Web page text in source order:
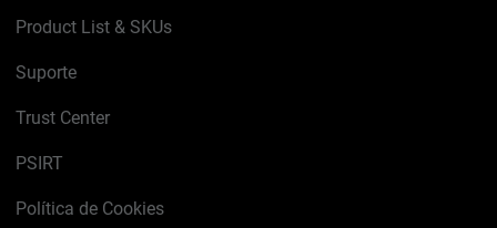
Product List & SKUs
Suporte
Trust Center
PSIRT
Política de Cookies